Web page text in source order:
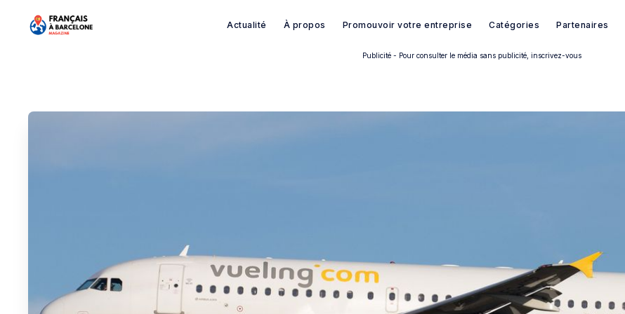
Actualité À propos Promouvoir votre entreprise Catégories Partenaires
Publicité - Pour consulter le média sans publicité, inscrivez-vous